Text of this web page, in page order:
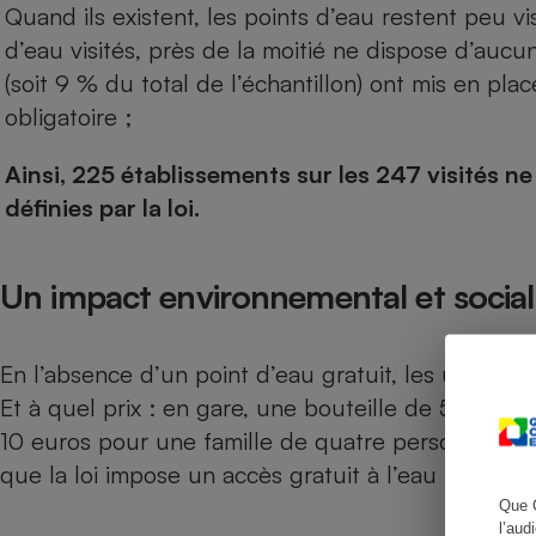
Que
Quand ils existent, les points d’eau restent peu
d’eau visités, près de la moitié ne dispose
(soit 9 % du total de l’échantillon) ont mis en
obligatoire ;
Ainsi, 225 établissements sur les 247 visités
définies par la loi.
Un impact environnemental et
En l’absence d’un point d’eau gratuit, les
Et à quel prix : en gare, une bouteille de 50 cl
10 euros pour une famille de quatre personnes.
que la loi impose un accès gratuit à l’eau potable.